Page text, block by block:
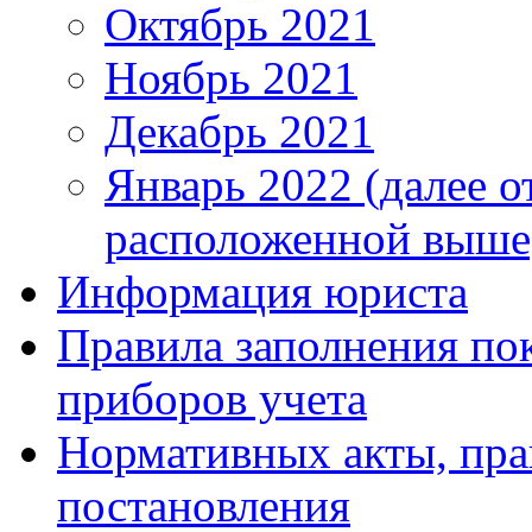
Октябрь 2021
Ноябрь 2021
Декабрь 2021
Январь 2022 (далее
расположенной
Информация юриста
Правила заполнения
приборов учета
Нормативных акты,
постановления